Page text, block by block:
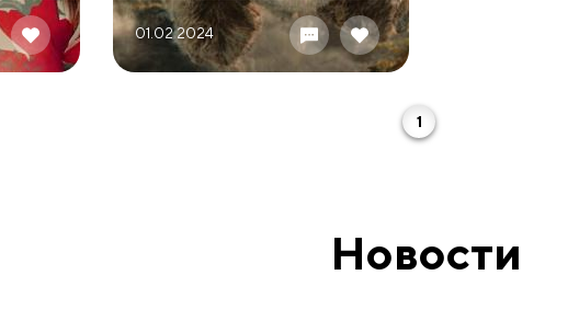
01.02 2024
1
Новости